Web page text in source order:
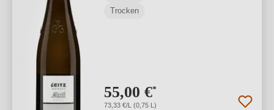
Trocken
55,00 €*
73,33 €/L (0,75 L)